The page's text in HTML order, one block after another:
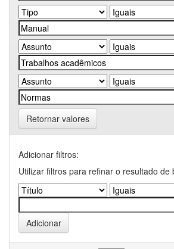
Retornar valores
Adicionar filtros:
Utilizar filtros para refinar o resultado de